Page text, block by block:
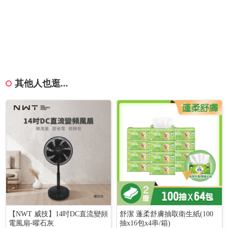
其他人也逛...
【NWT 威技】14吋DC直流變頻
電風扇-曜石灰
舒潔 蓬柔舒膚抽取衛生紙(100
抽x16包x4串/箱)